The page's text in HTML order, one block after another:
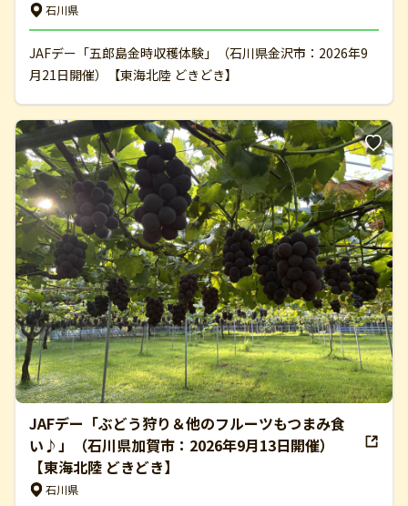
石川県
JAFデー「五郎島金時収穫体験」（石川県金沢市：2026年9
月21日開催）【東海北陸 どきどき】
JAFデー「ぶどう狩り＆他のフルーツもつまみ食
い♪」（石川県加賀市：2026年9月13日開催）
【東海北陸 どきどき】
石川県